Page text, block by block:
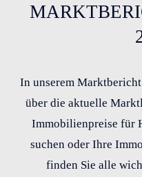
In unserem
über die aktuelle
Immobilienpreise für
suchen oder Ihre
finden Sie alle